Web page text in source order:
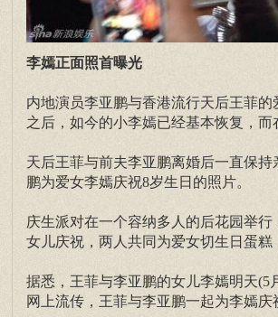
李嫣正面照首曝光
内地演员李亚鹏与香港流行天后王菲
之后，如今的小李嫣已经基本恢复，
天后王菲与前夫李亚鹏离婚后一直保
鹏为爱女李嫣庆祝8岁生日的照片。
庆生派对在一个容纳多人的后花园举
女儿庆祝，两人共同为爱女切生日蛋糕
据悉，王菲与李亚鹏的女儿李嫣明天(5
网上流传，王菲与李亚鹏一起为李嫣